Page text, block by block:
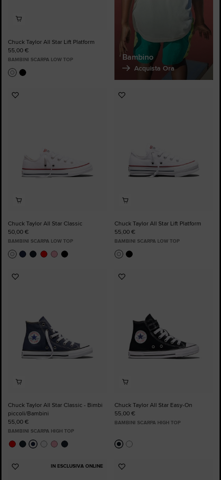
Chuck Taylor All Star Lift Platform
55,00 €
BAMBINI SCARPA LOW TOP Bambino
Acquista Ora
Aggiungi
Chuck Taylor All Star Classic
50,00 €
BAMBINI SCARPA LOW TOP
Aggiungi
Chuck Taylor All Star Lift Platform
55,00 €
BAMBINI SCARPA LOW TOP
Aggiungi
Chuck Taylor All Star Classic - Bimbi
piccoli/Bambini
55,00 €
BAMBINI SCARPA HIGH TOP
Aggiungi
Chuck Taylor All Star Easy-On
55,00 €
BAMBINI SCARPA HIGH TOP
IN ESCLUSIVA ONLINE
Aggiungi
Aggiungi